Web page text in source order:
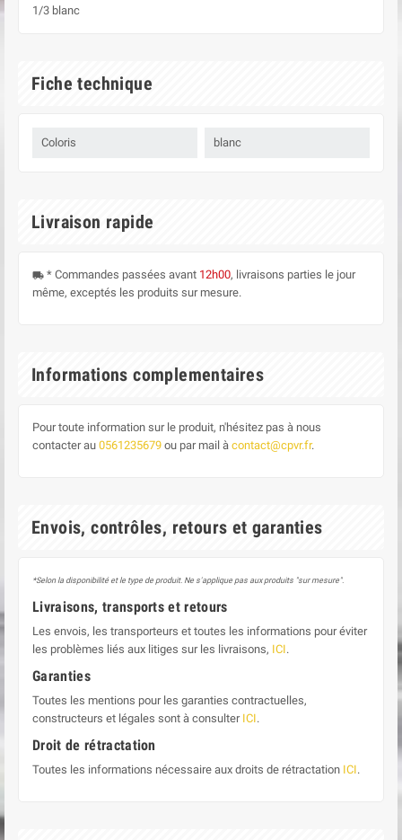
1/3 blanc
Fiche technique
Coloris blanc
Livraison rapide
local_shipping * Commandes passées avant 12h00, livraisons parties le jour
même, exceptés les produits sur mesure.
Informations complementaires
Pour toute information sur le produit, n'hésitez pas à nous
contacter au 0561235679 ou par mail à contact@cpvr.fr.
Envois, contrôles, retours et garanties
*Selon la disponibilité et le type de produit. Ne s'applique pas aux produits "sur mesure".
Livraisons, transports et retours
Les envois, les transporteurs et toutes les informations pour éviter
les problèmes liés aux litiges sur les livraisons, ICI.
Garanties
Toutes les mentions pour les garanties contractuelles,
constructeurs et légales sont à consulter ICI.
Droit de rétractation
Toutes les informations nécessaire aux droits de rétractation ICI.